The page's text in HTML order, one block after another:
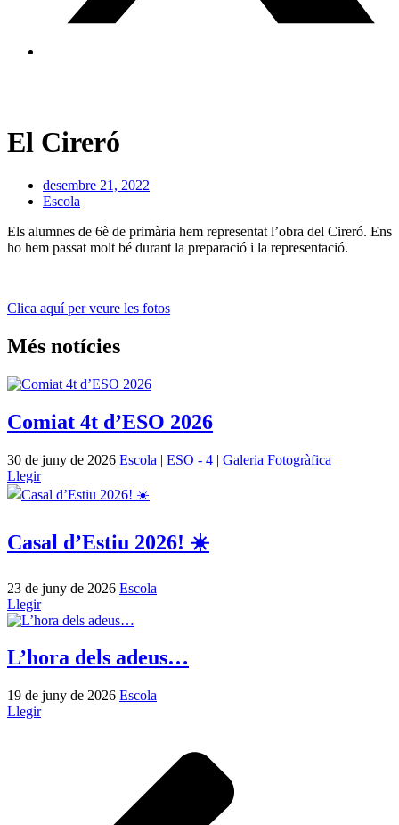
El Cireró
desembre 21, 2022
Escola
Els alumnes de 6è de primària hem representat l’obra del Cireró. Ens
ho hem passat molt bé durant la preparació i la representació.
Clica aquí per veure les fotos
Més notícies
Comiat 4t d’ESO 2026
30 de juny de 2026 Escola | ESO - 4 | Galeria Fotogràfica
Llegir
Casal d’Estiu 2026! ☀️
23 de juny de 2026 Escola
Llegir
L’hora dels adeus…
19 de juny de 2026 Escola
Llegir